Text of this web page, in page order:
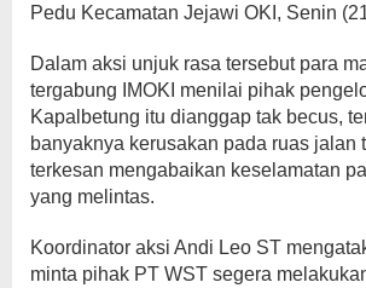
Pedu Kecamatan Jejawi OKI, Senin
Dalam aksi unjuk rasa tersebut para
tergabung IMOKI menilai pihak
Kapalbetung itu dianggap tak becus,
banyaknya kerusakan pada ruas jalan
terkesan mengabaikan keselamatan
yang melintas.
Koordinator aksi Andi Leo ST
minta pihak PT WST segera